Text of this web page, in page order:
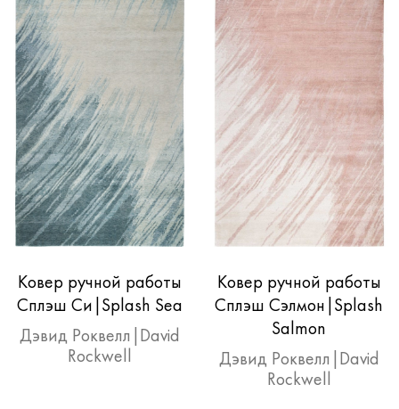
Ковер ручной работы
Сплэш Си|Splash Sea
Дэвид Роквелл|David
Rockwell
Ковер ручной работы
Сплэш Сэлмон|Splash
Salmon
Дэвид Роквелл|David
Rockwell